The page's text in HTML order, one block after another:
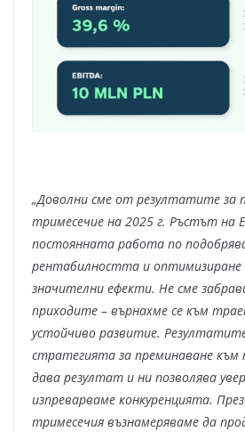
„Доволни сме от резултатите за
тримесечие на 2025 г. Ръстът на
постоянната работа по
рентабилността и оптимизиране
значителни ефекти. Не сме
приходите – върнахме се към
устойчиво развитие.
стратегията за преминаване към
дава резултат и ни позволява
изпреварваме конкуренцията.
тримесечия възнамеряваме да